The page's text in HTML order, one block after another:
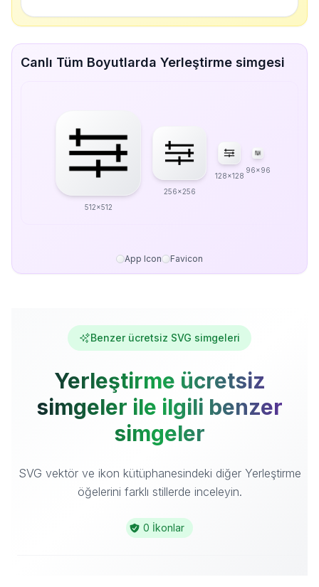
Canlı Tüm Boyutlarda Yerleştirme simgesi
512x512
256x256
128x128
96x96
App Icon Favicon
Benzer ücretsiz SVG simgeleri
Yerleştirme ücretsiz
simgeler ile ilgili benzer
simgeler
SVG vektör ve ikon kütüphanesindeki diğer Yerleştirme
öğelerini farklı stillerde inceleyin.
0 İkonlar